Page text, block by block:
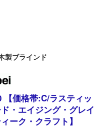
製ブラインド
【価格帯:C/ラスティッ
・エイジング・グレイ
ーク・クラフト】